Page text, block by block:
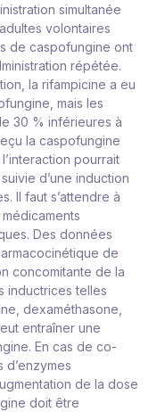
simultanée
volontaires
de caspofungine ont
répétée.
la rifampicine a eu
mais les
30 % inférieures à
la caspofungine
pourrait
d’une induction
Il faut s’attendre à
Des données
de
concomitante de la
inductrices telles
dexaméthasone,
entraîner une
En cas de co-
de la dose
doit être